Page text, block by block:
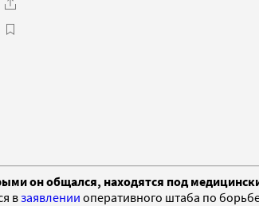
он общался, находятся под
взаявлении оперативного штаба по